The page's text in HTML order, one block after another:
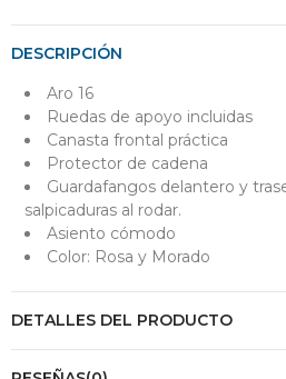
DESCRIPCIÓN
Aro 16
Ruedas de apoyo incluidas
Canasta frontal práctica
Protector de cadena
Guardafangos delantero y
salpicaduras al rodar.
Asiento cómodo
Color: Rosa y Morado
DETALLES DEL PRODUCTO